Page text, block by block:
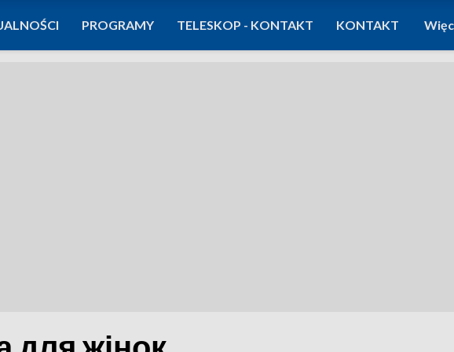
PROGRAMY TELESKOP - KONTAKT KONTAKT